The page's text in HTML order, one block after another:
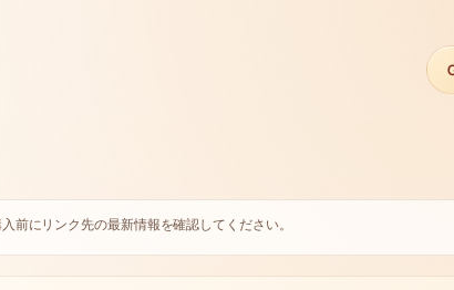
にリンク先の最新情報を確認してください。